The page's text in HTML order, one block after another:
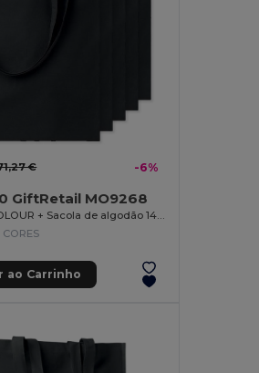
€ -6%
GiftRetail MO9268
COTTONEL COLOUR + Sacola de algodão 140 gr / m²
CORES
ao Carrinho